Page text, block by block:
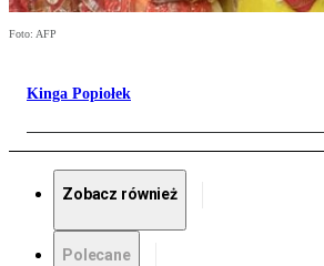
Foto: AFP
Kinga Popiołek
Zobacz również
Polecane